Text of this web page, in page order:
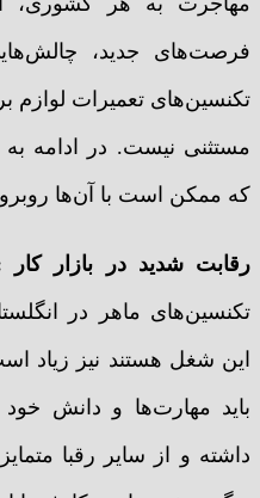
فرصت‌های جدید،
تکنسین‌های تعمیرات لوازم
مستثنی نیست. در ادامه
که ممکن است با آن‌ها
رقابت شدید در بازار کار
تکنسین‌های ماهر در
این شغل هستند نیز زیاد
باید مهارت‌ها و دانش
داشته و از سایر رقبا